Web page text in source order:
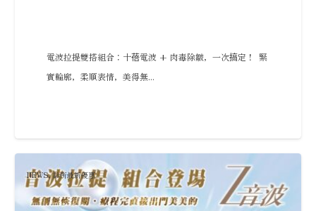
電波拉提雙搭組合：十蓓電波 + 肉毒除皺，一次搞定！ 緊
實輪廓，柔順表情，美得無...
NEWS,診所最新優惠